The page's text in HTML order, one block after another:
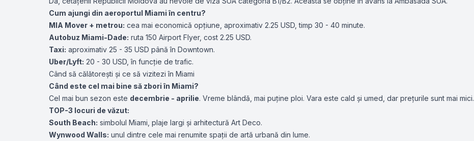
Cum ajungi din aeroportul Miami în centru?
MIA Mover + metrou: cea mai economică opțiune, aproximativ 2.25 USD, timp 30 - 40 minute.
Autobuz Miami-Dade: ruta 150 Airport Flyer, cost 2.25 USD.
Taxi: aproximativ 25 - 35 USD până în Downtown.
Uber/Lyft: 20 - 30 USD, în funcție de trafic.
Când să călătorești și ce să vizitezi în Miami
Când este cel mai bine să zbori în Miami?
Cel mai bun sezon este decembrie - aprilie. Vreme blândă, mai puține ploi. Vara este cald și umed, dar prețurile sunt mai mici.
TOP-3 locuri de văzut:
South Beach: simbolul Miami, plaje largi și arhitectură Art Deco.
Wynwood Walls: unul dintre cele mai renumite spații de artă urbană din lume.